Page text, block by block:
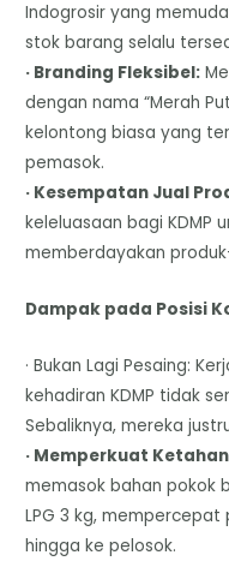
Indogrosir yang
stok barang selalu
· Branding Fleksibel:
dengan nama “Merah
kelontong biasa yang
pemasok.
· Kesempatan Jual
keleluasaan bagi KDMP
memberdayakan
Dampak pada Posisi
· Bukan Lagi Pesaing:
kehadiran KDMP tidak
Sebaliknya, mereka
· Memperkuat
memasok bahan pokok
LPG 3 kg,
hingga ke pelosok.